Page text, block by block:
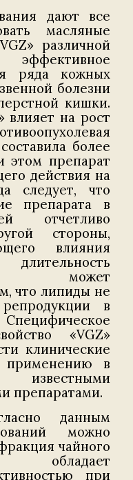
дают все
масляные
различной
ряда кожных
болезни
кишки.
влияет на рост
более
этом препарат
действия на
следует, что
препарата в
отчетливо
стороны,
влияния
может
что липиды не
в
«VGZ»
клинические
применению в
препаратами.
данным
можно
чайного
при